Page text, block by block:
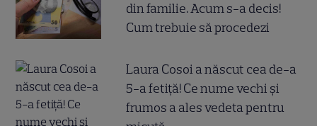
din familie. Acum s-a decis!
Cum trebuie să procedezi
Laura Cosoi a născut cea de-a
5-a fetiță! Ce nume vechi și
frumos a ales vedeta pentru